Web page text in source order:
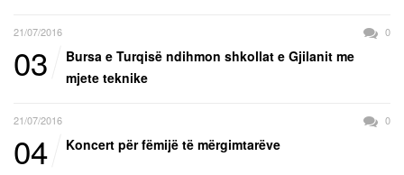
21/07/2016 0
03
Bursa e Turqisë ndihmon shkollat e Gjilanit me
mjete teknike
21/07/2016 0
04 Koncert për fëmijë të mërgimtarëve